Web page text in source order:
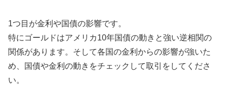
1つ目が金利や国債の影響です。
特にゴールドはアメリカ10年国債の動きと強い逆相関の
関係があります。そして各国の金利からの影響が強いた
め、国債や金利の動きをチェックして取引をしてくださ
い。